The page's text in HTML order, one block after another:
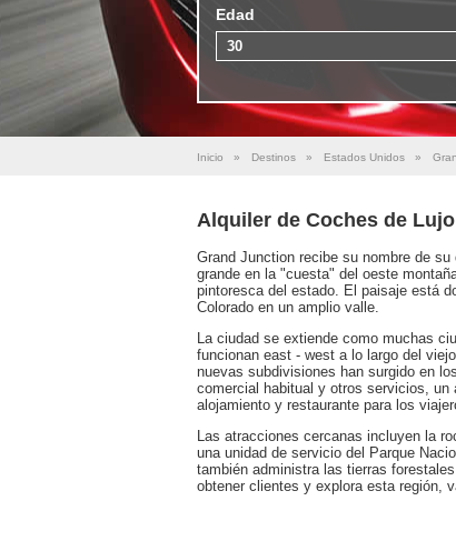
Edad
Inicio » Destinos » Estados Unidos »
Alquiler de Coches de
Grand Junction recibe su nombre de
grande en la "cuesta" del oeste
pintoresca del estado. El paisaje está
Colorado en un amplio valle.
La ciudad se extiende como muchas
funcionan east - west a lo largo del
nuevas subdivisiones han surgido en
comercial habitual y otros servicios, un
alojamiento y restaurante para los
Las atracciones cercanas incluyen la
una unidad de servicio del Parque
también administra las tierras
obtener clientes y explora esta región,